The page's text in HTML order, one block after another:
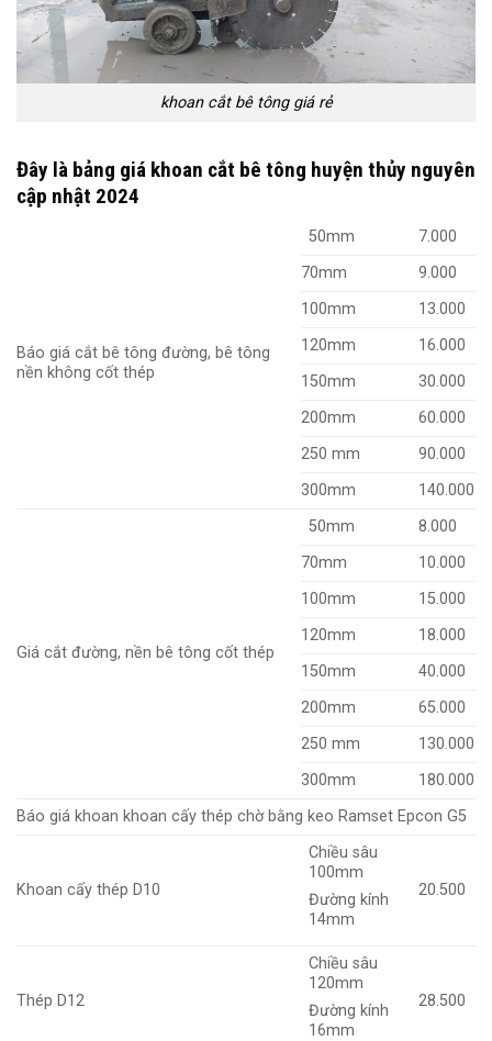
khoan cắt bê tông giá rẻ
Đây là bảng giá khoan cắt bê tông huyện thủy nguyên
cập nhật 2024
Báo giá cắt bê tông đường, bê tông
nền không cốt thép
50mm
7.000
70mm
9.000
100mm
13.000
120mm
16.000
150mm
30.000
200mm
60.000
250 mm
90.000
300mm
140.000
Giá cắt đường, nền bê tông cốt thép
50mm
8.000
70mm
10.000
100mm
15.000
120mm
18.000
150mm
40.000
200mm
65.000
250 mm
130.000
300mm
180.000
Báo giá khoan khoan cấy thép chờ bằng keo Ramset Epcon G5
Khoan cấy thép D10
Chiều sâu
100mm
Đường kính
14mm
20.500
Thép D12
Chiều sâu
120mm
Đường kính
16mm
28.500